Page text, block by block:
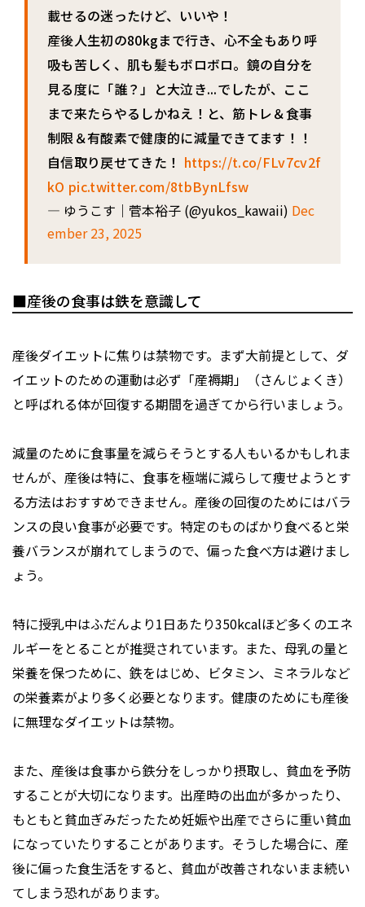
載せるの迷ったけど、いいや！
産後人生初の80kgまで行き、心不全もあり呼
吸も苦しく、肌も髪もボロボロ。鏡の自分を
見る度に「誰？」と大泣き...でしたが、ここ
まで来たらやるしかねえ！と、筋トレ＆食事
制限＆有酸素で健康的に減量できてます！！
自信取り戻せてきた！ https://t.co/FLv7cv2f
kO pic.twitter.com/8tbBynLfsw
— ゆうこす｜菅本裕子 (@yukos_kawaii) Dec
ember 23, 2025
■産後の食事は鉄を意識して
産後ダイエットに焦りは禁物です。まず大前提として、ダ
イエットのための運動は必ず「産褥期」（さんじょくき）
と呼ばれる体が回復する期間を過ぎてから行いましょう。
減量のために食事量を減らそうとする人もいるかもしれま
せんが、産後は特に、食事を極端に減らして痩せようとす
る方法はおすすめできません。産後の回復のためにはバラ
ンスの良い食事が必要です。特定のものばかり食べると栄
養バランスが崩れてしまうので、偏った食べ方は避けまし
ょう。
特に授乳中はふだんより1日あたり350kcalほど多くのエネ
ルギーをとることが推奨されています。また、母乳の量と
栄養を保つために、鉄をはじめ、ビタミン、ミネラルなど
の栄養素がより多く必要となります。健康のためにも産後
に無理なダイエットは禁物。
また、産後は食事から鉄分をしっかり摂取し、貧血を予防
することが大切になります。出産時の出血が多かったり、
もともと貧血ぎみだったため妊娠や出産でさらに重い貧血
になっていたりすることがあります。そうした場合に、産
後に偏った食生活をすると、貧血が改善されないまま続い
てしまう恐れがあります。